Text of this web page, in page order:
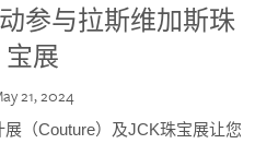
参与拉斯维加斯珠
宝展
21, 2024
（Couture）及JCK珠宝展让您